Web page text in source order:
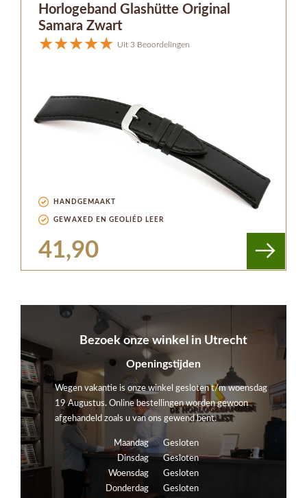
Horlogeband Glashütte Original
Samara Zwart
Uit 3 Beoordelingen
HANDGEMAAKT
GEWAXED EN GEOLIÉD LEER
41,90
Bezoek onze winkel in Utrecht
Openingstijden
Wegen vakantie is onze winkel gesloten t/m woensdag
19 Augustus. Online bestellingen worden gewoon
afgehandeld zoals u van ons gewend bent.
Maandag
Gesloten
Dinsdag
Gesloten
Woensdag
Gesloten
Donderdag
Gesloten